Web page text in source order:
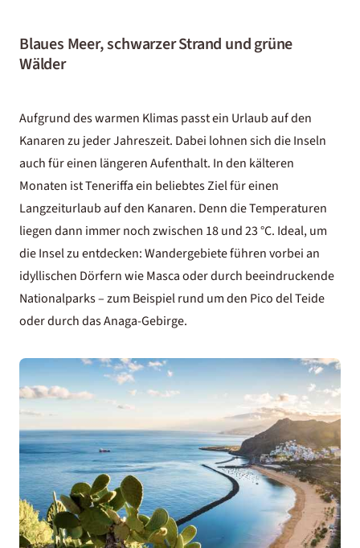
Blaues Meer, schwarzer Strand und grüne
Wälder
Aufgrund des warmen Klimas passt ein Urlaub auf den
Kanarenzu jeder Jahreszeit. Dabei lohnen sich die Inseln
auch für einen längeren Aufenthalt. In den kälteren
Monaten ist Teneriffa ein beliebtes Ziel für einen
Langzeiturlaub auf den Kanaren. Denn die Temperaturen
liegen dann immer noch zwischen 18 und 23 °C. Ideal, um
die Insel zu entdecken: Wandergebiete führen vorbei an
idyllischen Dörfern wie Masca oder durch beeindruckende
Nationalparks – zum Beispiel rund um den Pico del Teide
oder durch das Anaga-Gebirge.